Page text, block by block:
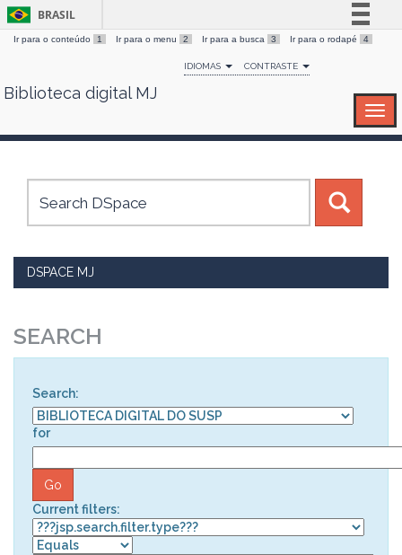
Skip
BRASIL
Simplifique!
Comunica BR
Canais
Ir para o conteúdo 1 Ir para o menu 2 Ir para a busca 3 Ir para o rodapé 4
IDIOMAS CONTRASTE
Biblioteca digital MJ
DSPACE MJ
SEARCH
Search:
for
Current filters: